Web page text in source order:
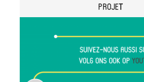
pré-
métro,
PROJET